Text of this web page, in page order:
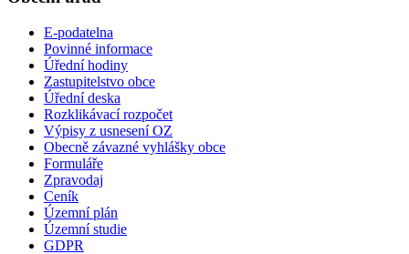
E-podatelna
Povinné informace
Úřední hodiny
Zastupitelstvo obce
Úřední deska
Rozklikávací rozpočet
Výpisy z usnesení OZ
Obecně závazné vyhlášky obce
Formuláře
Zpravodaj
Ceník
Územní plán
Územní studie
GDPR